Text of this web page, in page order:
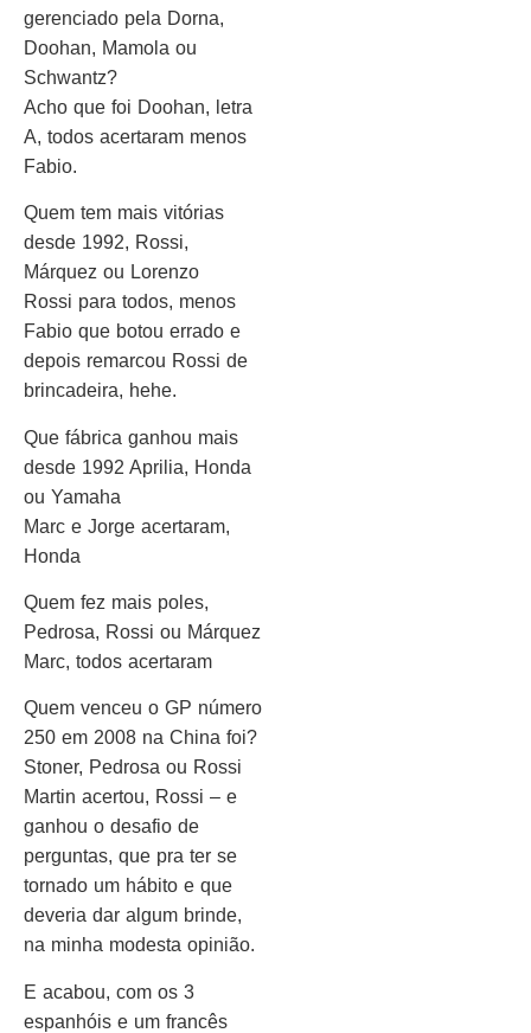
gerenciado pela Dorna,
Doohan, Mamola ou
Schwantz?
Acho que foi Doohan, letra
A, todos acertaram menos
Fabio.
Quem tem mais vitórias
desde 1992, Rossi,
Márquez ou Lorenzo
Rossi para todos, menos
Fabio que botou errado e
depois remarcou Rossi de
brincadeira, hehe.
Que fábrica ganhou mais
desde 1992 Aprilia, Honda
ou Yamaha
Marc e Jorge acertaram,
Honda
Quem fez mais poles,
Pedrosa, Rossi ou Márquez
Marc, todos acertaram
Quem venceu o GP número
250 em 2008 na China foi?
Stoner, Pedrosa ou Rossi
Martin acertou, Rossi – e
ganhou o desafio de
perguntas, que pra ter se
tornado um hábito e que
deveria dar algum brinde,
na minha modesta opinião.
E acabou, com os 3
espanhóis e um francês